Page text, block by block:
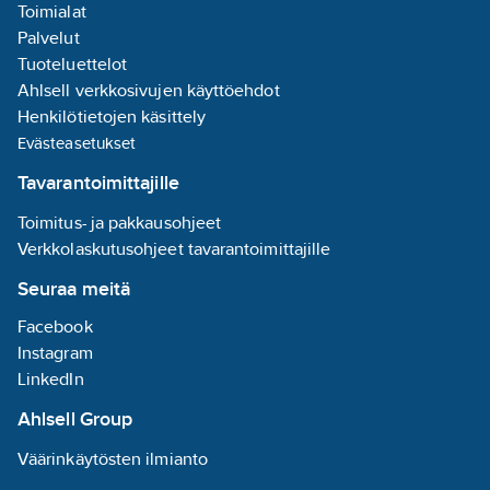
kastelujärjestelmissä,
tuuletusmoottoreissa ja
lämpöpumppujen
moottoreissa jne.
Toimialat
Palvelut
Tuoteluettelot
Ahlsell verkkosivujen käyttöehdot
Henkilötietojen käsittely
Evästeasetukset
Tavarantoimittajille
Toimitus- ja pakkausohjeet
Verkkolaskutusohjeet tavarantoimittajille
Seuraa meitä
Facebook
Instagram
LinkedIn
Ahlsell Group
Väärinkäytösten ilmianto